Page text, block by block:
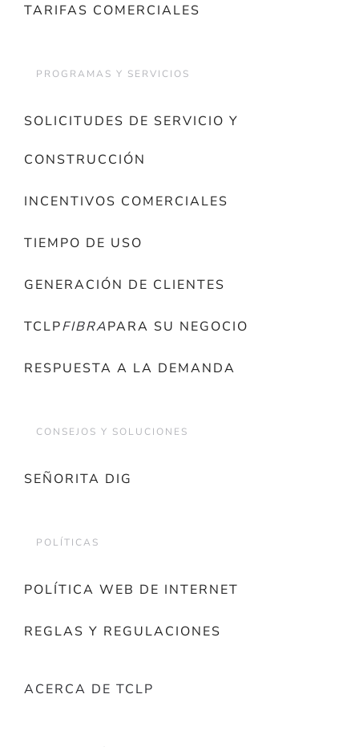
TARIFAS COMERCIALES
PROGRAMAS Y SERVICIOS
SOLICITUDES DE SERVICIO Y
CONSTRUCCIÓN
INCENTIVOS COMERCIALES
TIEMPO DE USO
GENERACIÓN DE CLIENTES
TCLPFIBRAPARA SU NEGOCIO
RESPUESTA A LA DEMANDA
CONSEJOS Y SOLUCIONES
SEÑORITA DIG
POLÍTICAS
POLÍTICA WEB DE INTERNET
REGLAS Y REGULACIONES
ACERCA DE TCLP